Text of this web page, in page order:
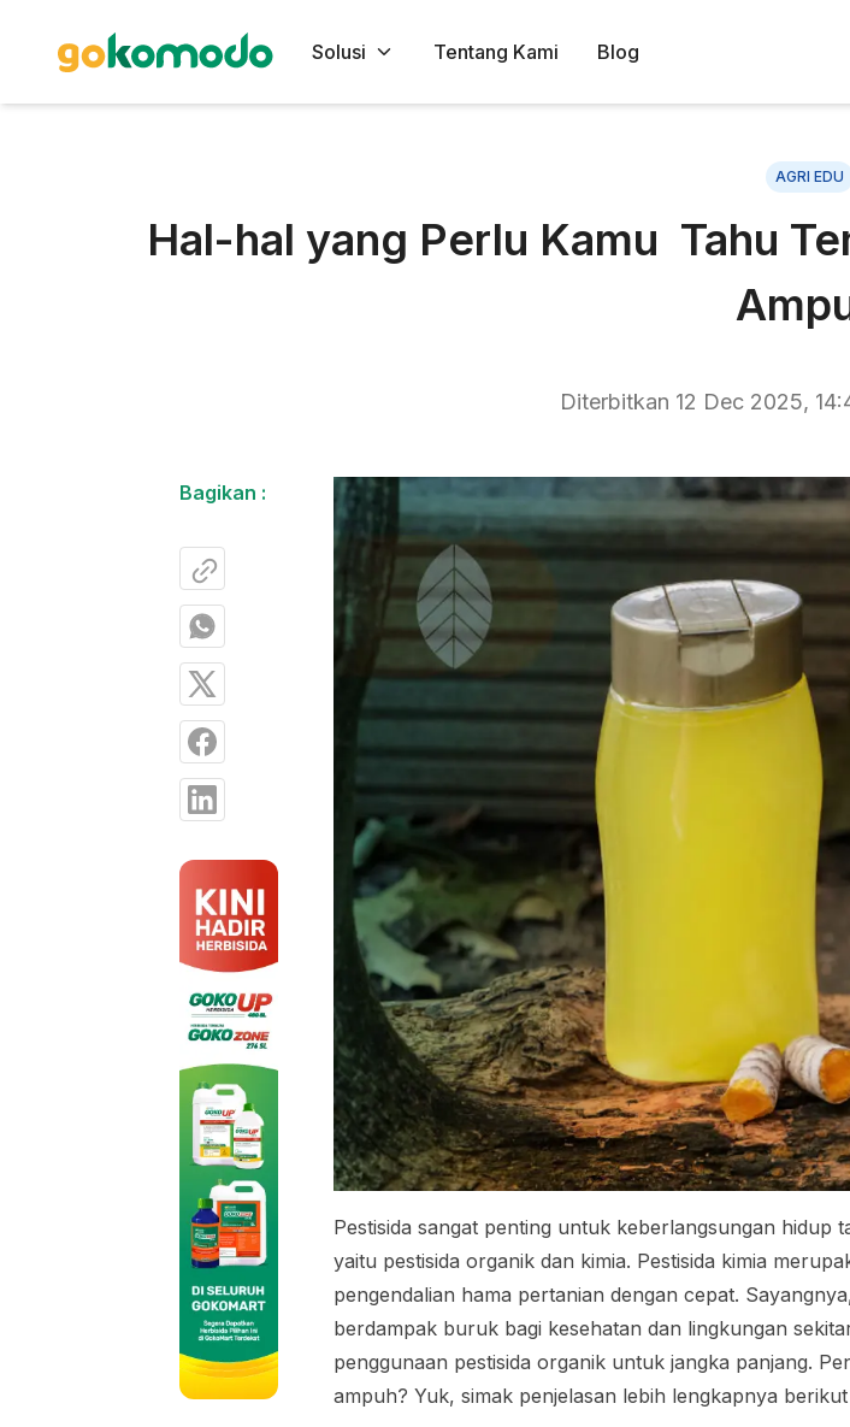
Solusi Tentang Kami Blog
AGRI EDU
Hal-hal yang Perlu Kamu Tahu
Diterbitkan 12 Dec 2025,
Bagikan :
Pestisida sangat penting untuk keberlangsungan hidup
yaitu pestisida organik dan kimia. Pestisida kimia
pengendalian hama pertanian dengan cepat.
berdampak buruk bagi kesehatan dan lingkungan
penggunaan pestisida organik untuk jangka panjang.
ampuh? Yuk, simak penjelasan lebih lengkapnya berikut